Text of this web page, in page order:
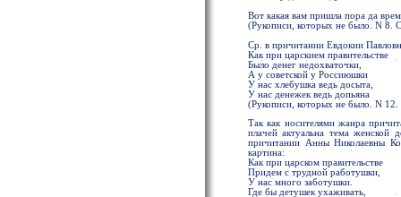
Вот какая вам пришла пора да
(Рукописи, которых не было. N 8.
Ср. в причитании Евдокии
Как при царскием правительстве
Было денег недохваточки,
А у советской у Россиюшки
У нас хлебушка ведь досыта,
У нас денежек ведь допьяна
(Рукописи, которых не было. N
Так как носителями жанра
плачей актуальна тема
причитании Анны Николаевны
картина:
Как при царском правительстве
Придем с трудной работушки,
У нас много заботушки.
Где бы детушек ухаживать,